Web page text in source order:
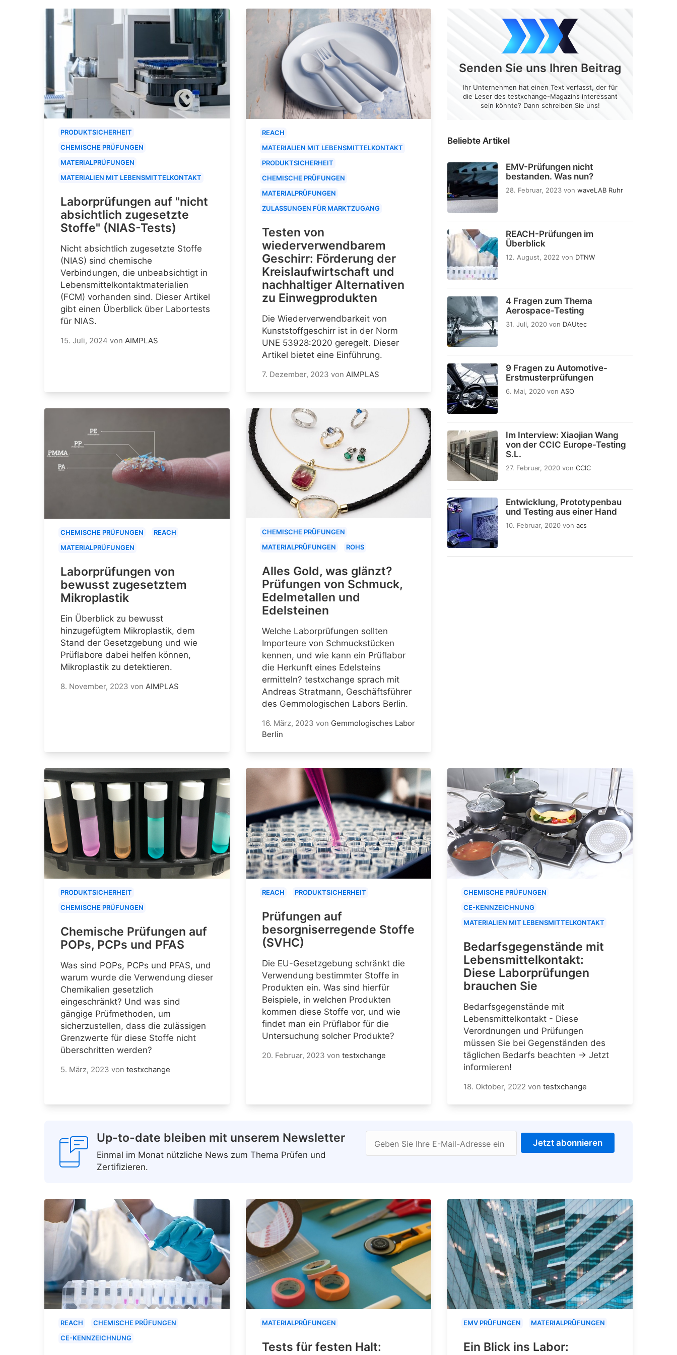
Beliebte Artikel
EMV-Prüfungen nicht
bestanden. Was nun?
28. Februar, 2023 von waveLAB Ruhr
REACH-Prüfungen im
Überblick
12. August, 2022 von DTNW
4 Fragen zum Thema
Aerospace-Testing
31. Juli, 2020 von DAUtec
9 Fragen zu Automotive-
Erstmusterprüfungen
6. Mai, 2020 von ASO
Im Interview: Xiaojian Wang
von der CCIC Europe-Testing
S.L.
27. Februar, 2020 von CCIC
Entwicklung, Prototypenbau
und Testing aus einer Hand
10. Februar, 2020 von acs
Senden Sie uns Ihren Beitrag
Ihr Unternehmen hat einen Text verfasst, der für
die Leser des testxchange-Magazins interessant
sein könnte? Dann schreiben Sie uns!
PRODUKTSICHERHEIT
CHEMISCHE PRÜFUNGEN
MATERIALPRÜFUNGEN
MATERIALIEN MIT LEBENSMITTELKONTAKT
Laborprüfungen auf "nicht
absichtlich zugesetzte
Stoffe" (NIAS-Tests)
Nicht absichtlich zugesetzte Stoffe
(NIAS) sind chemische
Verbindungen, die unbeabsichtigt in
Lebensmittelkontaktmaterialien
(FCM) vorhanden sind. Dieser Artikel
gibt einen Überblick über Labortests
für NIAS.
15. Juli, 2024 von AIMPLAS
REACH
MATERIALIEN MIT LEBENSMITTELKONTAKT
PRODUKTSICHERHEIT
CHEMISCHE PRÜFUNGEN
MATERIALPRÜFUNGEN
ZULASSUNGEN FÜR MARKTZUGANG
Testen von
wiederverwendbarem
Geschirr: Förderung der
Kreislaufwirtschaft und
nachhaltiger Alternativen
zu Einwegprodukten
Die Wiederverwendbarkeit von
Kunststoffgeschirr ist in der Norm
UNE 53928:2020 geregelt. Dieser
Artikel bietet eine Einführung.
7. Dezember, 2023 von AIMPLAS
CHEMISCHE PRÜFUNGEN
REACH
MATERIALPRÜFUNGEN
Laborprüfungen von
bewusst zugesetztem
Mikroplastik
Ein Überblick zu bewusst
hinzugefügtem Mikroplastik, dem
Stand der Gesetzgebung und wie
Prüflabore dabei helfen können,
Mikroplastik zu detektieren.
8. November, 2023 von AIMPLAS
CHEMISCHE PRÜFUNGEN
MATERIALPRÜFUNGEN
ROHS
Alles Gold, was glänzt?
Prüfungen von Schmuck,
Edelmetallen und
Edelsteinen
Welche Laborprüfungen sollten
Importeure von Schmuckstücken
kennen, und wie kann ein Prüflabor
die Herkunft eines Edelsteins
ermitteln? testxchange sprach mit
Andreas Stratmann, Geschäftsführer
des Gemmologischen Labors Berlin.
16. März, 2023 von Gemmologisches Labor
Berlin
PRODUKTSICHERHEIT
CHEMISCHE PRÜFUNGEN
Chemische Prüfungen auf
POPs, PCPs und PFAS
Was sind POPs, PCPs und PFAS, und
warum wurde die Verwendung dieser
Chemikalien gesetzlich
eingeschränkt? Und was sind
gängige Prüfmethoden, um
sicherzustellen, dass die zulässigen
Grenzwerte für diese Stoffe nicht
überschritten werden?
5. März, 2023 von testxchange
REACH PRODUKTSICHERHEIT
Prüfungen auf
besorgniserregende Stoffe
(SVHC)
Die EU-Gesetzgebung schränkt die
Verwendung bestimmter Stoffe in
Produkten ein. Was sind hierfür
Beispiele, in welchen Produkten
kommen diese Stoffe vor, und wie
findet man ein Prüflabor für die
Untersuchung solcher Produkte?
20. Februar, 2023 von testxchange
CHEMISCHE PRÜFUNGEN
CE-KENNZEICHNUNG
MATERIALIEN MIT LEBENSMITTELKONTAKT
Bedarfsgegenstände mit
Lebensmittelkontakt:
Diese Laborprüfungen
brauchen Sie
Bedarfsgegenstände mit
Lebensmittelkontakt - Diese
Verordnungen und Prüfungen
müssen Sie bei Gegenständen des
täglichen Bedarfs beachten → Jetzt
informieren!
18. Oktober, 2022 von testxchange
Up-to-date bleiben mit unserem Newsletter
Einmal im Monat nützliche News zum Thema Prüfen und
Zertifizieren.
Geben Sie Ihre E-Mail-Adresse ein Jetzt abonnieren
REACH
CHEMISCHE PRÜFUNGEN
CE-KENNZEICHNUNG
MATERIALPRÜFUNGEN
Tests für festen Halt:
EMV PRÜFUNGEN MATERIALPRÜFUNGEN
Ein Blick ins Labor: